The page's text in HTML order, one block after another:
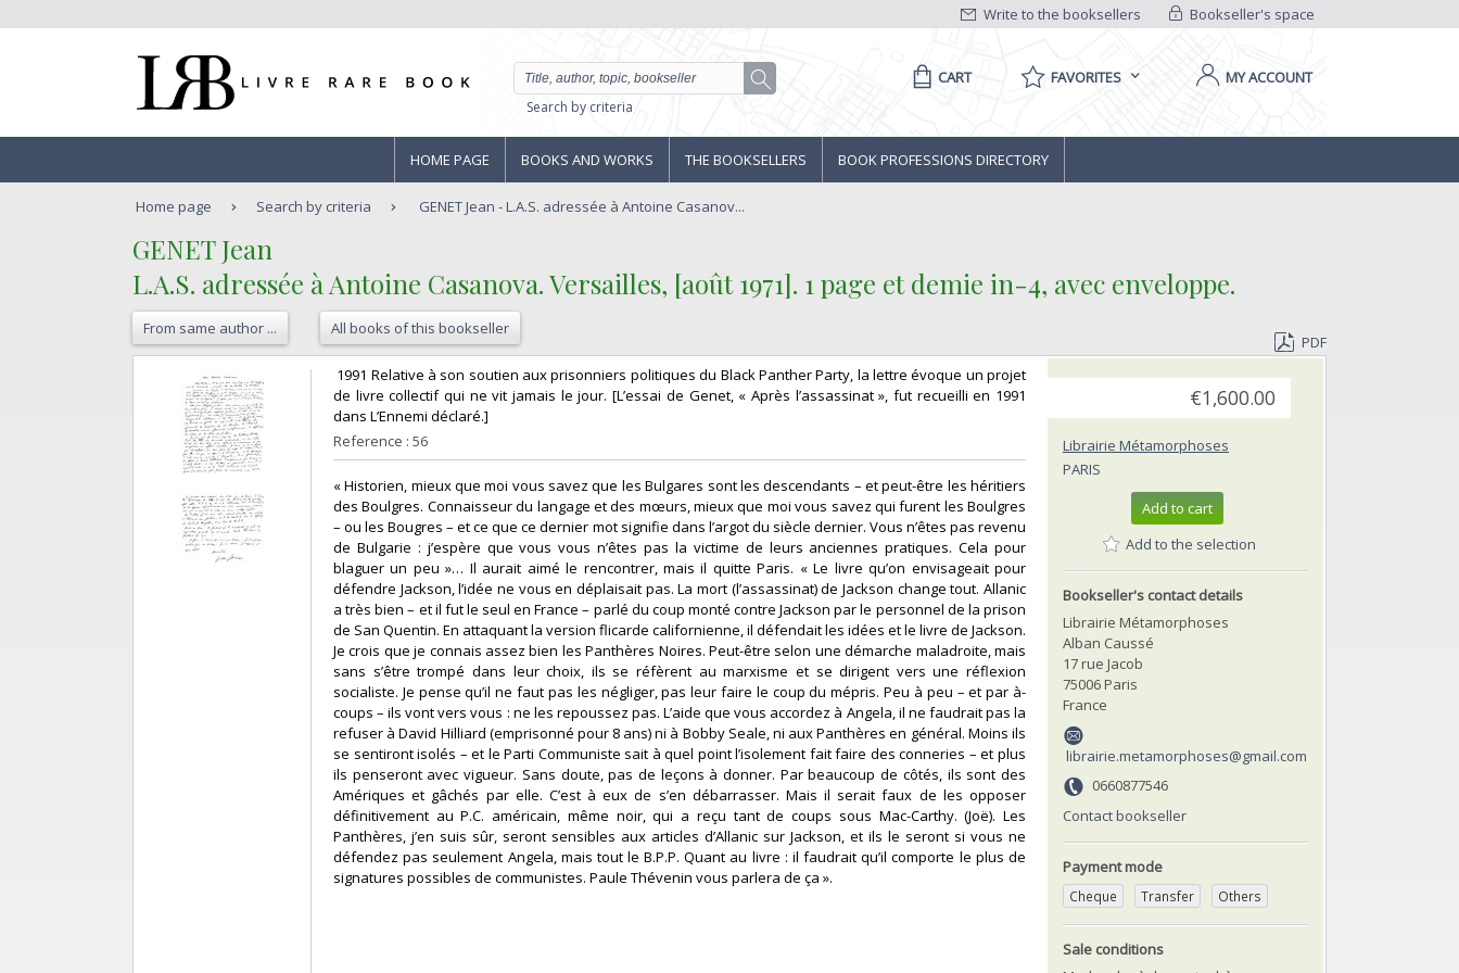
Bookseller's space
Write to the booksellers
Search by criteria
CART FAVORITES MY ACCOUNT
HOME PAGE BOOKS AND WORKS THE BOOKSELLERS BOOK PROFESSIONS DIRECTORY
Home page Search by criteria GENET Jean - L.A.S. adressée à Antoine Casanov...
‎GENET Jean ‎
‎L.A.S. adressée à Antoine Casanova. Versailles, [août 1971]. 1 page et demie in-4, avec enveloppe.‎
From same author ... All books of this bookseller
PDF
‎ 1991 Relative à son soutien aux prisonniers politiques du Black Panther Party, la lettre évoque un projet
de livre collectif qui ne vit jamais le jour. [L’essai de Genet, « Après l’assassinat », fut recueilli en 1991
dans L’Ennemi déclaré.] ‎
Reference : 56
‎« Historien, mieux que moi vous savez que les Bulgares sont les descendants – et peut-être les héritiers
des Boulgres. Connaisseur du langage et des mœurs, mieux que moi vous savez qui furent les Boulgres
– ou les Bougres – et ce que ce dernier mot signifie dans l’argot du siècle dernier. Vous n’êtes pas revenu
de Bulgarie : j’espère que vous vous n’êtes pas la victime de leurs anciennes pratiques. Cela pour
blaguer un peu »… Il aurait aimé le rencontrer, mais il quitte Paris. « Le livre qu’on envisageait pour
défendre Jackson, l’idée ne vous en déplaisait pas. La mort (l’assassinat) de Jackson change tout. Allanic
a très bien – et il fut le seul en France – parlé du coup monté contre Jackson par le personnel de la prison
de San Quentin. En attaquant la version flicarde californienne, il défendait les idées et le livre de Jackson.
Je crois que je connais assez bien les Panthères Noires. Peut-être selon une démarche maladroite, mais
sans s’être trompé dans leur choix, ils se réfèrent au marxisme et se dirigent vers une réflexion
socialiste. Je pense qu’il ne faut pas les négliger, pas leur faire le coup du mépris. Peu à peu – et par à-
coups – ils vont vers vous : ne les repoussez pas. L’aide que vous accordez à Angela, il ne faudrait pas la
refuser à David Hilliard (emprisonné pour 8 ans) ni à Bobby Seale, ni aux Panthères en général. Moins ils
se sentiront isolés – et le Parti Communiste sait à quel point l’isolement fait faire des conneries – et plus
ils penseront avec vigueur. Sans doute, pas de leçons à donner. Par beaucoup de côtés, ils sont des
Amériques et gâchés par elle. C’est à eux de s’en débarrasser. Mais il serait faux de les opposer
définitivement au P.C. américain, même noir, qui a reçu tant de coups sous Mac-Carthy. (Joë). Les
Panthères, j’en suis sûr, seront sensibles aux articles d’Allanic sur Jackson, et ils le seront si vous ne
défendez pas seulement Angela, mais tout le B.P.P. Quant au livre : il faudrait qu’il comporte le plus de
signatures possibles de communistes. Paule Thévenin vous parlera de ça ». ‎
€1,600.00
Librairie Métamorphoses
PARIS
Add to cart
Add to the selection
Bookseller's contact details
Librairie Métamorphoses
Alban Caussé
17 rue Jacob
75006 Paris
France
librairie.metamorphoses@gmail.com
0660877546
Contact bookseller
Payment mode
Cheque Transfer Others
Sale conditions